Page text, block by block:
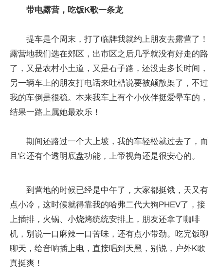
带电露营，吃饭K歌一条龙
提车是个周末，打了临牌我就约上朋友去露营了！
露营地我们选在郊区，出市区之后几乎就没有好走的路
了，又是农村小土道，又是石子路，还没走多长时间，
另一辆车上的朋友打电话来吐槽说要被颠散架了，不过
我的车倒是很稳。本来我车上有个小伙伴挺爱晕车的，
结果一路上属她最欢乐！
期间还路过一个大上坡，我的车轻松就过去了，而
且它还有个透明底盘功能，上帝视角还是很安心的。
到营地的时候已经是中午了，大家都挺饿，天又有
点小冷，这时候就得靠我的哈弗二代大狗PHEV了，接
上插排，火锅、小烧烤统统安排上，朋友还拿了咖啡
机，别说一口麻辣一口苦味，还有点小带劲。吃完饭聊
聊天，给音响插上电，直接唱到天黑，别说，户外K歌
真挺爽！